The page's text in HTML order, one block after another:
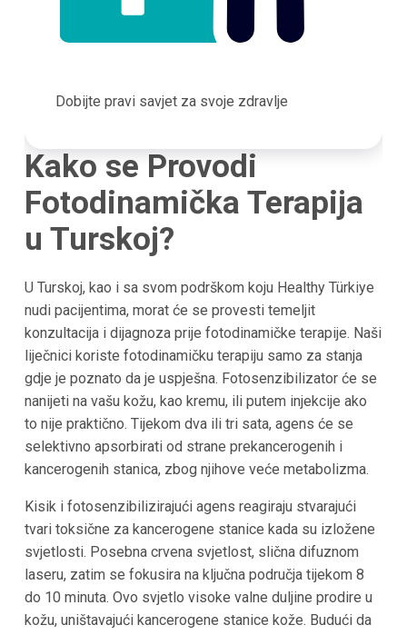
Dobijte pravi savjet za svoje zdravlje
Kako se Provodi
Fotodinamička Terapija
u Turskoj?
U Turskoj, kao i sa svom podrškom koju Healthy Türkiye
nudi pacijentima, morat će se provesti temeljit
konzultacija i dijagnoza prije fotodinamičke terapije. Naši
liječnici koriste fotodinamičku terapiju samo za stanja
gdje je poznato da je uspješna. Fotosenzibilizator će se
nanijeti na vašu kožu, kao kremu, ili putem injekcije ako
to nije praktično. Tijekom dva ili tri sata, agens će se
selektivno apsorbirati od strane prekancerogenih i
kancerogenih stanica, zbog njihove veće metabolizma.
Kisik i fotosenzibilizirajući agens reagiraju stvarajući
tvari toksične za kancerogene stanice kada su izložene
svjetlosti. Posebna crvena svjetlost, slična difuznom
laseru, zatim se fokusira na ključna područja tijekom 8
do 10 minuta. Ovo svjetlo visoke valne duljine prodire u
kožu, uništavajući kancerogene stanice kože. Budući da